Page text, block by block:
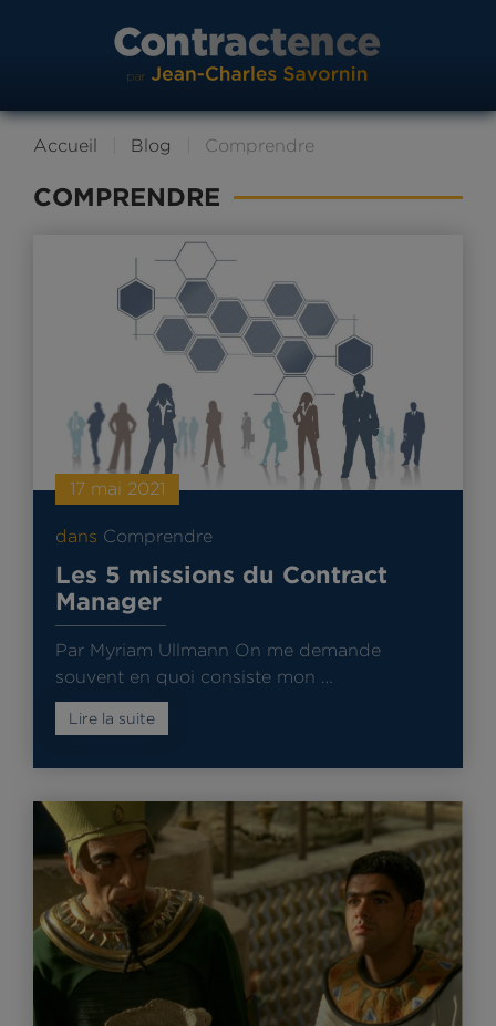
Accueil Blog Comprendre
COMPRENDRE
17 mai 2021
dans Comprendre
Les 5 missions du Contract
Manager
Par Myriam Ullmann On me demande
souvent en quoi consiste mon …
Lire la suite